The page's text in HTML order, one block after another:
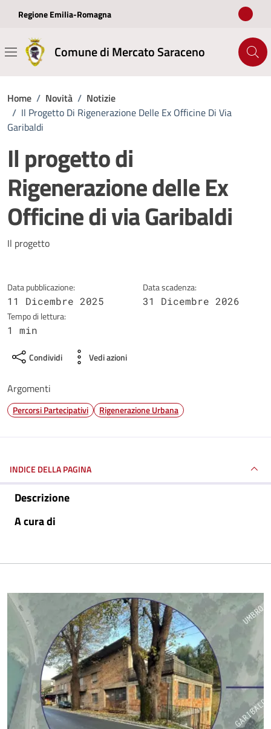
Regione Emilia-Romagna
Comune di Mercato Saraceno
Home / Novità / Notizie
/ Il Progetto Di Rigenerazione Delle Ex Officine Di Via
Garibaldi
Il progetto di
Rigenerazione delle Ex
Officine di via Garibaldi
Dettagli della notizia
Il progetto
Data pubblicazione:
11 Dicembre 2025
Data scadenza:
31 Dicembre 2026
Tempo di lettura:
1 min
Condividi Vedi azioni
Argomenti
Percorsi Partecipativi Rigenerazione Urbana
INDICE DELLA PAGINA
Descrizione
A cura di